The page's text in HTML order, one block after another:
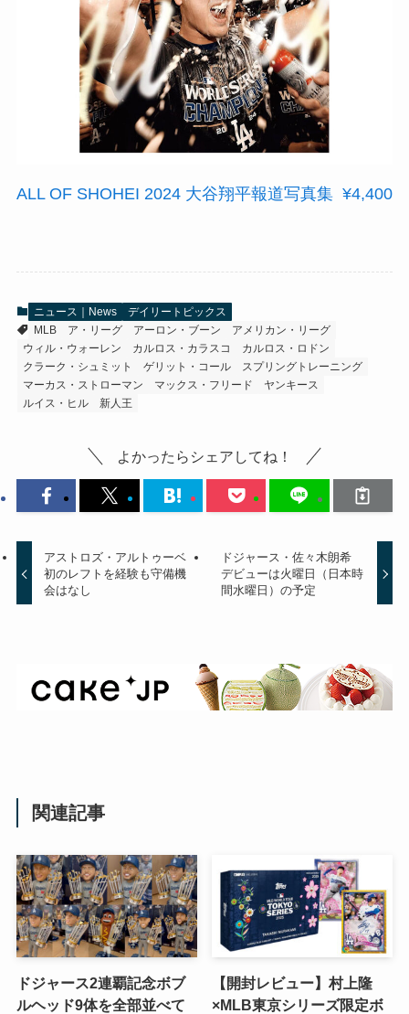
ALL OF SHOHEI 2024 大谷翔平報道写真集 ¥4,400
ニュース｜News
デイリートピックス
MLB
ア・リーグ アーロン・ブーン
アメリカン・リーグ
ウィル・ウォーレン
カルロス・カラスコ
カルロス・ロドン
クラーク・シュミット
ゲリット・コール
スプリングトレーニング
マーカス・ストローマン
マックス・フリード
ヤンキース
ルイス・ヒル
新人王
よかったらシェアしてね！
アストロズ・アルトゥーベ
初のレフトを経験も守備機
会はなし
ドジャース・佐々木朗希
デビューは火曜日（日本時
間水曜日）の予定
関連記事
ドジャース2連覇記念ボブ
ルヘッド9体を全部並べて
【開封レビュー】村上隆
×MLB東京シリーズ限定ボ